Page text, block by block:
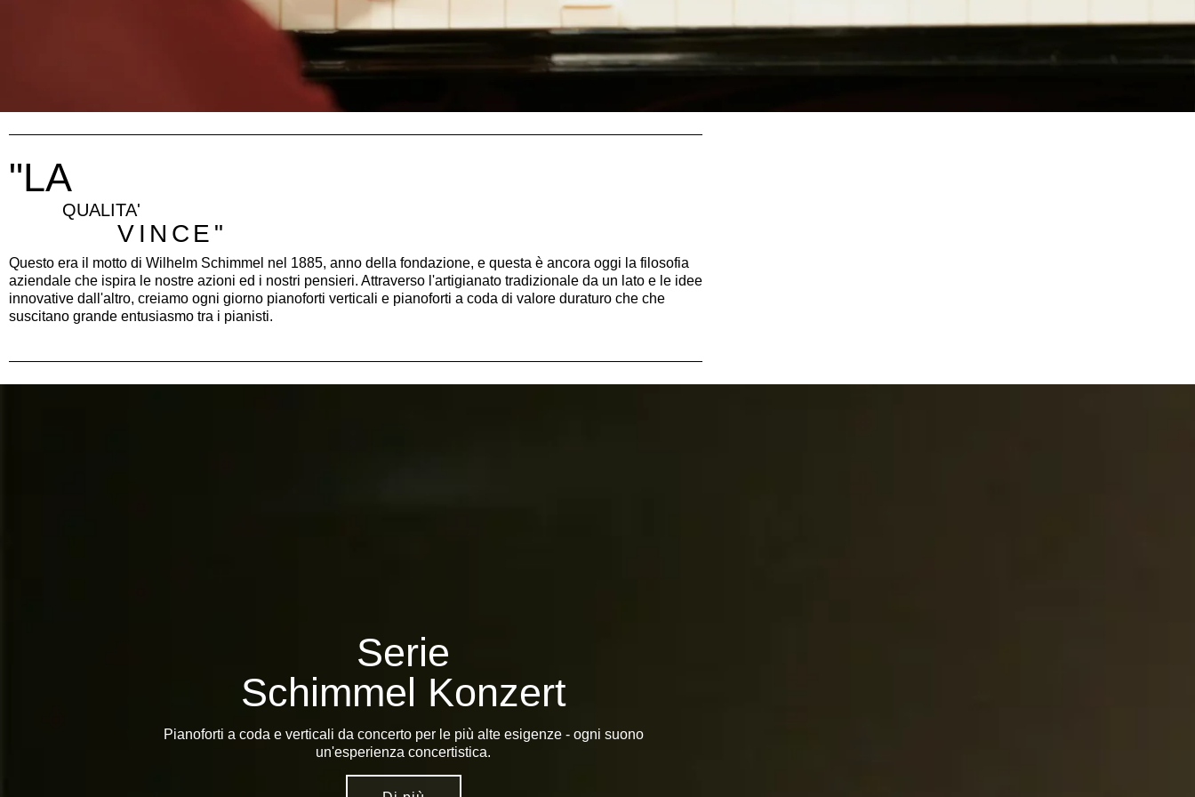
"LA
QUALITA'
VINCE"
Questo era il motto di Wilhelm Schimmel nel 1885, anno della fondazione, e questa è ancora oggi la filosofia
aziendale che ispira le nostre azioni ed i nostri pensieri. Attraverso l'artigianato tradizionale da un lato e le idee
innovative dall'altro, creiamo ogni giorno pianoforti verticali e pianoforti a coda di valore duraturo che che
suscitano grande entusiasmo tra i pianisti.
Serie
Schimmel Konzert
Pianoforti a coda e verticali da concerto per le più alte esigenze - ogni suono
un'esperienza concertistica.